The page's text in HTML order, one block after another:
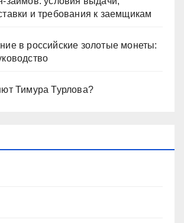
и требования к заемщикам
в российские золотые монеты:
Тимура Турлова?